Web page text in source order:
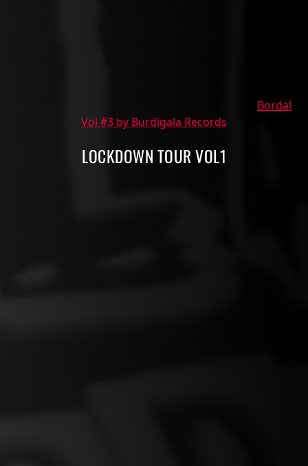
Bordal
Vol #3 by Burdigala Records
LOCKDOWN TOUR VOL1